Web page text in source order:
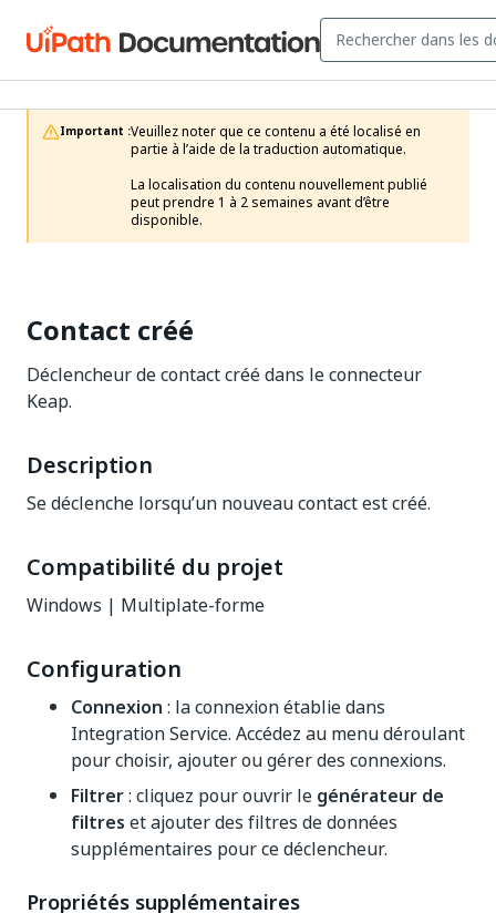
Important :Veuillez noter que ce contenu a été localisé en
partie à l’aide de la traduction automatique.
La localisation du contenu nouvellement publié
peut prendre 1 à 2 semaines avant d’être
disponible.
Contact créé
Déclencheur de contact créé dans le connecteur
Keap.
Description
Se déclenche lorsqu’un nouveau contact est créé.
Compatibilité du projet
Windows | Multiplate-forme
Configuration
Connexion : la connexion établie dans
Integration Service. Accédez au menu déroulant
pour choisir, ajouter ou gérer des connexions.
Filtrer: cliquez pour ouvrir le générateur de
filtres et ajouter des filtres de données
supplémentaires pour ce déclencheur.
Propriétés supplémentaires